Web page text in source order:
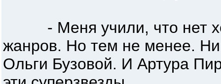
- Меня учили, что нет
жанров. Но тем не менее.
Ольги Бузовой. И Артура